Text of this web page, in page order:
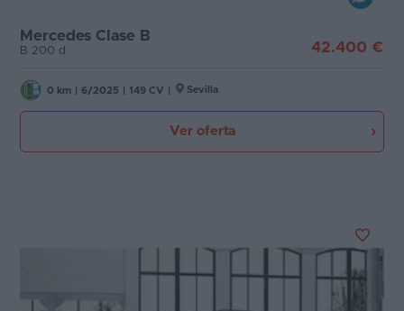
Mercedes Clase B
B 200 d 42.400 €
0 km 6/2025 149 CV Sevilla
Ver oferta